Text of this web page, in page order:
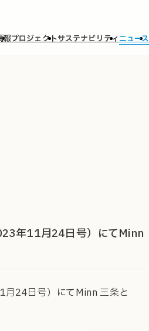
報プロジェクトサステナビリティニュース
年11月24日号）にてMinn
24日号）にてMinn 三条と